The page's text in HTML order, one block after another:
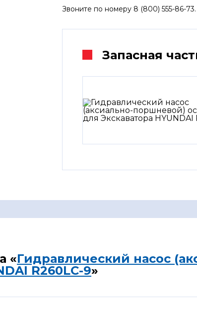
Звоните по номеру 8 (800) 555-86-73.
Запасная
«Гидравлический насос
R260LC-9»